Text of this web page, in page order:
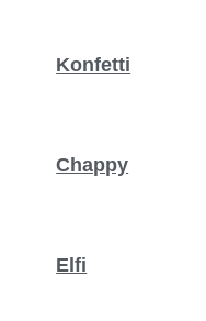
Konfetti
Chappy
Elfi